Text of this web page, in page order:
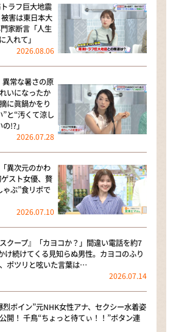
ラフ巨大地震
害は東日本大
家断言「人生
入れて」
2026.08.06
常な暑さの原
いになったか
に眞鍋かをり
”と“汚くて涼し
!?」
2026.07.28
異次元のかわ
スト女優、贅
ゃぶ”食リポで
2026.07.10
クープ』「カヨコか？」間違い電話を約7
け続けてくる見知らぬ男性。カヨコのふり
ポツリと呟いた言葉は…
2026.07.14
烈ボイン”元NHK女性アナ、セクシー水着姿
開！ 千鳥“ちょっと待てぃ！！”ボタン連